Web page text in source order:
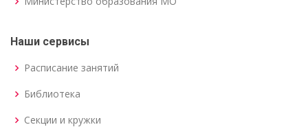
Наши сервисы
Расписание занятий
Библиотека
Секции и кружки